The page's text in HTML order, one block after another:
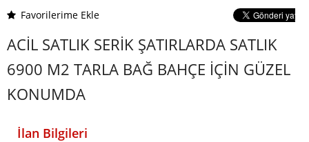
Favorilerime Ekle
ACİL SATLIK SERİK ŞATIRLARDA SATLIK
6900 M2 TARLA BAĞ BAHÇE İÇİN GÜZEL
KONUMDA
İlan Bilgileri